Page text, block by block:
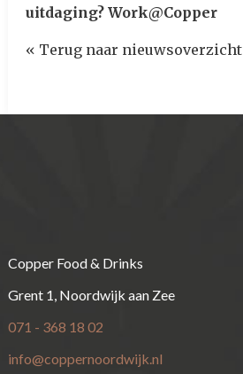
uitdaging? Work@Copper
« Terug naar nieuwsoverzicht
Copper Food & Drinks
Grent 1, Noordwijk aan Zee
071 - 368 18 02
info@coppernoordwijk.nl